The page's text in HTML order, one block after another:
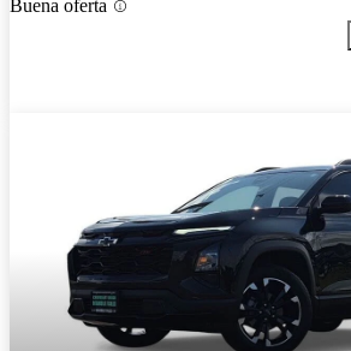
Buena oferta